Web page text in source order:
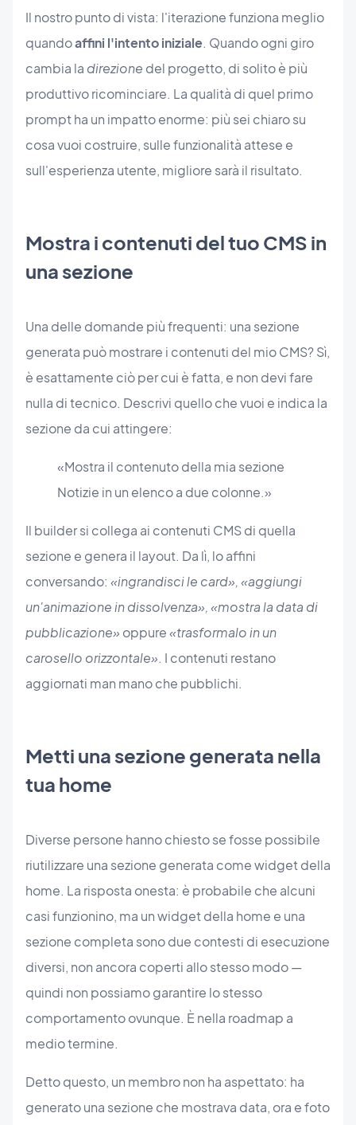
Il nostro punto di vista: l'iterazione funziona meglio
quandoaffini l'intento iniziale. Quando ogni giro
cambia la direzione del progetto, di solito è più
produttivo ricominciare. La qualità di quel primo
prompt ha un impatto enorme: più sei chiaro su
cosa vuoi costruire, sulle funzionalità attese e
sull'esperienza utente, migliore sarà il risultato.
Mostra i contenuti del tuo CMS in
una sezione
Una delle domande più frequenti: una sezione
generata può mostrare i contenuti del mio CMS? Sì,
è esattamente ciò per cui è fatta, e non devi fare
nulla di tecnico. Descrivi quello che vuoi e indica la
sezione da cui attingere:
«Mostra il contenuto della mia sezione
Notizie in un elenco a due colonne.»
Il builder si collega ai contenuti CMS di quella
sezione e genera il layout. Da lì, lo affini
conversando: «ingrandisci le card», «aggiungi
un'animazione in dissolvenza», «mostra la data di
pubblicazione» oppure«trasformalo in un
carosello orizzontale». I contenuti restano
aggiornati man mano che pubblichi.
Metti una sezione generata nella
tua home
Diverse persone hanno chiesto se fosse possibile
riutilizzare una sezione generata come widget della
home. La risposta onesta: è probabile che alcuni
casi funzionino, ma un widget della home e una
sezione completa sono due contesti di esecuzione
diversi, non ancora coperti allo stesso modo —
quindi non possiamo garantire lo stesso
comportamento ovunque. È nella roadmap a
medio termine.
Detto questo, un membro non ha aspettato: ha
generato una sezione che mostrava data, ora e foto